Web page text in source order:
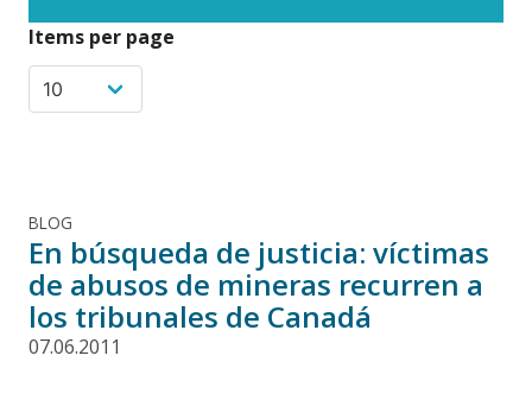
Items per page
BLOG
En búsqueda de justicia: víctimas
de abusos de mineras recurren a
los tribunales de Canadá
07.06.2011